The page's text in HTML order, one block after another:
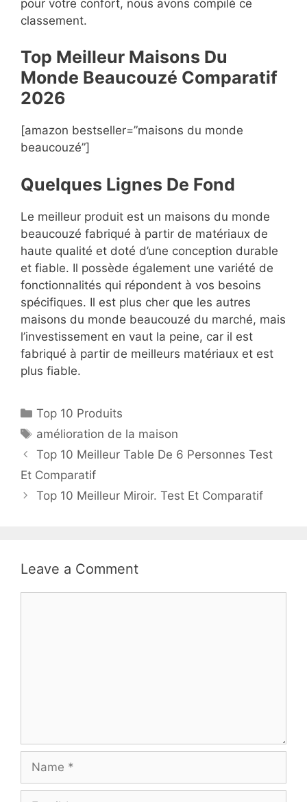
pour votre confort, nous avons compilé ce
classement.
Top Meilleur Maisons Du
Monde Beaucouzé Comparatif
2026
[amazon bestseller=”maisons du monde
beaucouzé”]
Quelques Lignes De Fond
Le meilleur produit est un maisons du monde
beaucouzé fabriqué à partir de matériaux de
haute qualité et doté d’une conception durable
et fiable. Il possède également une variété de
fonctionnalités qui répondent à vos besoins
spécifiques. Il est plus cher que les autres
maisons du monde beaucouzé du marché, mais
l’investissement en vaut la peine, car il est
fabriqué à partir de meilleurs matériaux et est
plus fiable.
Top 10 Produits
amélioration de la maison
Top 10 Meilleur Table De 6 Personnes Test
Et Comparatif
Top 10 Meilleur Miroir. Test Et Comparatif
Leave a Comment